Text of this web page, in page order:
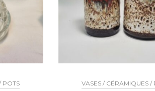
POTS VASES / CÉRAMIQUES /